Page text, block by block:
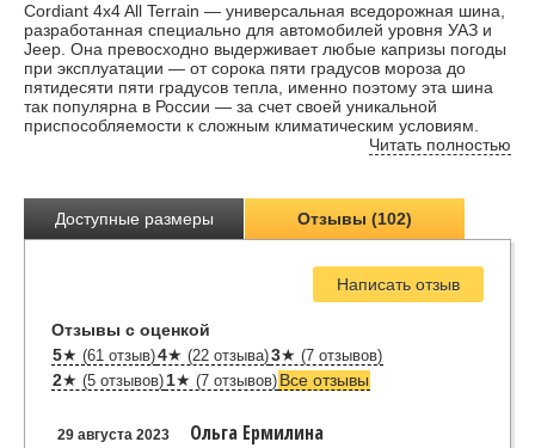
Cordiant 4x4 All Terrain — универсальная вседорожная шина,
разработанная специально для автомобилей уровня УАЗ и
Jeep. Она превосходно выдерживает любые капризы погоды
при эксплуатации — от сорока пяти градусов мороза до
пятидесяти пяти градусов тепла, именно поэтому эта шина
так популярна в России — за счет своей уникальной
приспособляемости к сложным климатическим условиям.
Читать полностью
Доступные размеры Отзывы (102)
Написать отзыв
Отзывы с оценкой
5★ (61 отзыв)4★ (22 отзыва)3★ (7 отзывов)
2★ (5 отзывов) 1★ (7 отзывов) Все отзывы
29 августа 2023 Ольга Ермилина